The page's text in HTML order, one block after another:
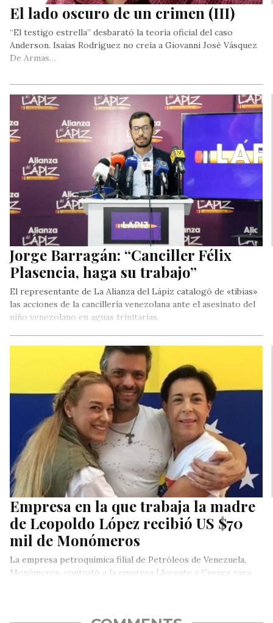
El lado oscuro de un crimen (III)
“El testigo estrella” desbarató la teoría oficial del caso
Anderson. Isaías Rodríguez no creía a Giovanni José Vásquez
De Armas…
Jorge Barragán: “Canciller Félix
Plasencia, haga su trabajo”
El representante de La Alianza del Lápiz catalogó de «tibias»
las acciones de la cancillería venezolana ante el asesinato del
niño venezolano en aguas trinitarias.
Empresa en la que trabaja la madre
de Leopoldo López recibió US $70
mil de Monómeros
La empresa petroquímica filial de Petróleos de Venezuela,
Monómeros, contrató a la empresa Llorente y Cuenca para